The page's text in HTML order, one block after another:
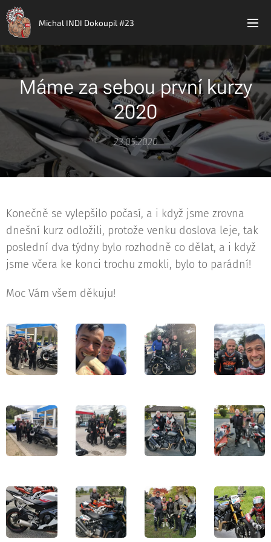
Michal INDI Dokoupil #23
Máme za sebou první kurzy
2020
23.05.2020
Konečně se vylepšilo počasí, a i když jsme zrovna
dnešní kurz odložili, protože venku doslova leje, tak
poslední dva týdny bylo rozhodně co dělat, a i když
jsme včera ke konci trochu zmokli, bylo to parádní!
Moc Vám všem děkuju!